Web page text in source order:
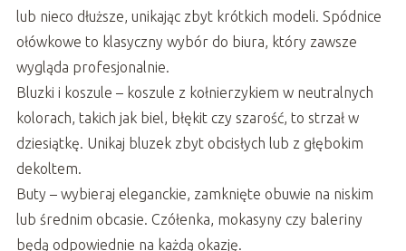
lub nieco dłuższe, unikając zbyt krótkich modeli. Spódnice
ołówkowe to klasyczny wybór do biura, który zawsze
wygląda profesjonalnie.
Bluzki i koszule – koszule z kołnierzykiem w neutralnych
kolorach, takich jak biel, błękit czy szarość, to strzał w
dziesiątkę. Unikaj bluzek zbyt obcisłych lub z głębokim
dekoltem.
Buty – wybieraj eleganckie, zamknięte obuwie na niskim
lub średnim obcasie. Czółenka, mokasyny czy baleriny
będą odpowiednie na każdą okazję.